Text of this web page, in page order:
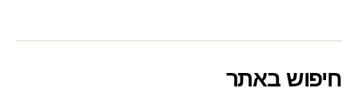
חיפוש באתר